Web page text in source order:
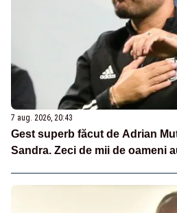
7 aug. 2026, 20:43
Gest superb făcut de Adrian
Sandra. Zeci de mii de oameni